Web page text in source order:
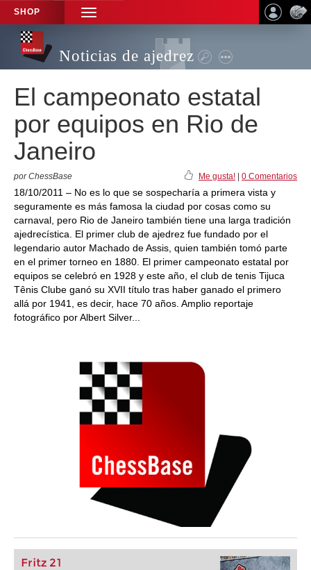
SHOP
TOGGLE
NAVIGATION
Noticias de ajedrez
El campeonato estatal
por equipos en Rio de
Janeiro
por ChessBase Me gusta! 0 Comentarios
18/10/2011 – No es lo que se sospecharía a primera vista y
seguramente es más famosa la ciudad por cosas como su
carnaval, pero Rio de Janeiro también tiene una larga tradición
ajedrecística. El primer club de ajedrez fue fundado por el
legendario autor Machado de Assis, quien también tomó parte
en el primer torneo en 1880. El primer campeonato estatal por
equipos se celebró en 1928 y este año, el club de tenis Tijuca
Tênis Clube ganó su XVII título tras haber ganado el primero
allá por 1941, es decir, hace 70 años. Amplio reportaje
fotográfico por Albert Silver...
Fritz 21